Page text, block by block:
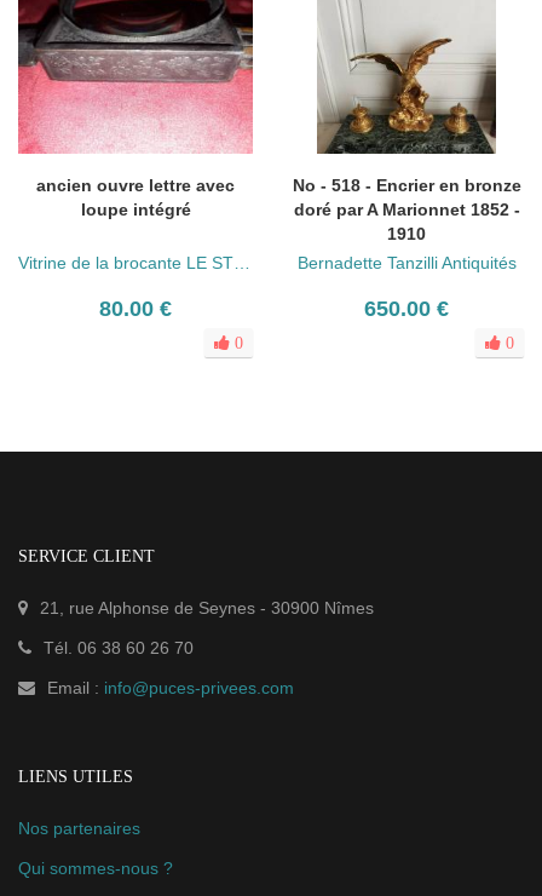
ancien ouvre lettre avec
loupe intégré
80.00 €
0
No - 518 - Encrier en bronze
doré par A Marionnet 1852 -
1910
Bernadette Tanzilli Antiquités
650.00 €
0
SERVICE CLIENT
21, rue Alphonse de Seynes - 30900 Nîmes
Tél. 06 38 60 26 70
Email : info@puces-privees.com
LIENS UTILES
Nos partenaires
Qui sommes-nous ?